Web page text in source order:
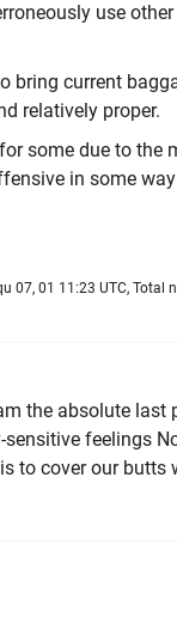
use other
bring current
relatively proper.
some due to the
in some
07, 01 11:23 UTC, Total
the absolute last
feelings
to cover our butts